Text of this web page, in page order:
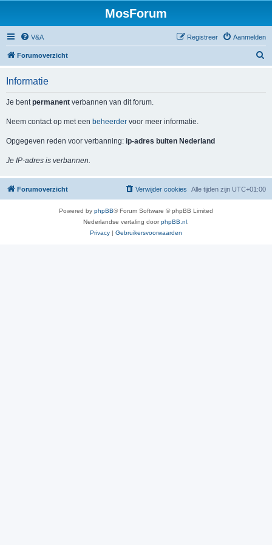
MosForum
V&A Aanmelden
Registreer
Forumoverzicht
Informatie
Je bentpermanent verbannen van dit forum.
Neem contact op met een beheerder voor meer informatie.
Opgegeven reden voor verbanning: ip-adres buiten Nederland
Je IP-adres is verbannen.
Forumoverzicht Alle tijden zijn UTC+01:00
Verwijder cookies
Powered by phpBB® Forum Software © phpBB Limited
Nederlandse vertaling doorphpBB.nl
Privacy | Gebruikersvoorwaarden